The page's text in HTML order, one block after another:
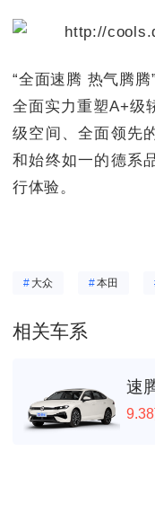
“全面速腾 热气腾
全面实力重塑A+级
级空间、全面领先
和始终如一的德系
行体验。
# 大众 #本田
相关车系
速